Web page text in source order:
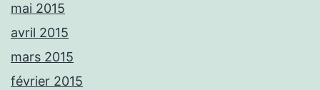
mai 2015
avril 2015
mars 2015
février 2015